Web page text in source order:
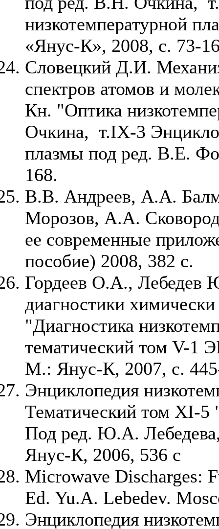
низкотемпературной
«Янус-К», 2008, с. 73-
Словецкий Д.И.
спектров атомов и
Кн. "Оптика
Очкина, т.IX-3
плазмы под ред. В.Е.
168.
В.В. Андреев, А.А.
Морозов, А.А.
ее современные
пособие) 2008, 382 с.
Гордеев О.А.,
диагностики
"Диагностика
тематический том V-1
М.: Янус-К, 2007, с.
Энциклопедия
Тематический том XI-
Под ред. Ю.А.
Янус-К, 2006, 536 с
Microwave Discharges:
Ed. Yu.A. Lebedev.
Энциклопедия